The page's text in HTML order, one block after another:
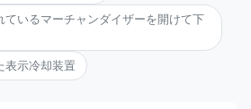
ているマーチャンダイザーを開けて下
表示冷却装置